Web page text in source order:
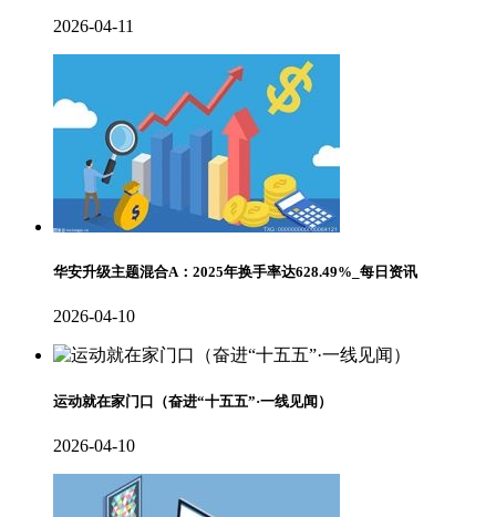
2026-04-11
华安升级主题混合A：2025年换手率达628.49%_每日资讯
2026-04-10
运动就在家门口（奋进“十五五”·一线见闻）
2026-04-10